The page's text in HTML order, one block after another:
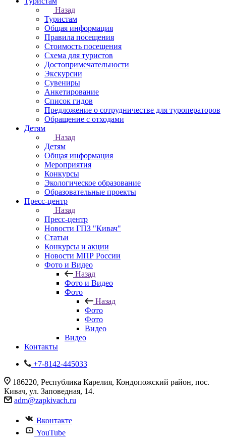
Назад
Туристам
Общая информация
Правила посещения
Стоимость посещения
Схема для туристов
Достопримечательности
Экскурсии
Сувениры
Анкетирование
Список гидов
Предложение о сотрудничестве для туроператоров
Обращение с отходами
Детям
Назад
Детям
Общая информация
Мероприятия
Конкурсы
Экологическое образование
Образовательные проекты
Пресс-центр
Назад
Пресс-центр
Новости ГПЗ "Кивач"
Статьи
Конкурсы и акции
Новости МПР России
Фото и Видео
Назад
Фото и Видео
Фото
Назад
Фото
Фото
Видео
Видео
Контакты
+7-8142-445033
186220, Республика Карелия, Кондопожский район, пос.
Кивач, ул. Заповедная, 14.
adm@zapkivach.ru
Вконтакте
YouTube